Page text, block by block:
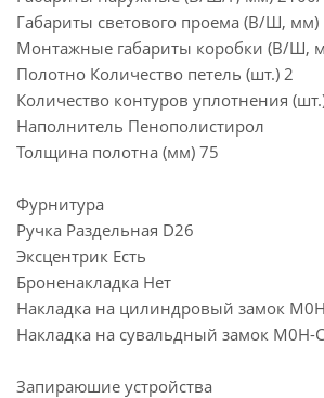
Габариты светового проема (В/Ш,
Монтажные габариты коробки (В/Ш,
Полотно Количество петель (шт.) 2
Количество контуров уплотнения
Наполнитель Пенополистирол
Толщина полотна (мм) 75
Фурнитура
Ручка Раздельная D26
Эксцентрик Есть
Броненакладка Нет
Накладка на цилиндровый замок
Накладка на сувальдный замок М0Н-
Запираюшие устройства